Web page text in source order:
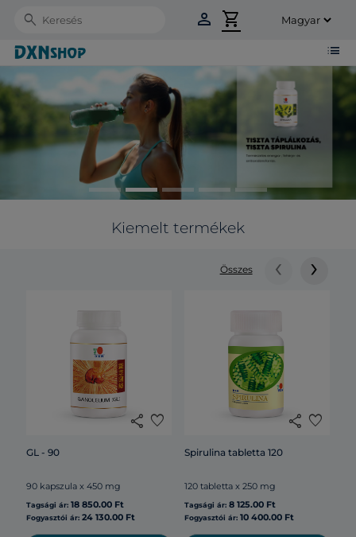
Search person shopping_cart
list
Kiemelt termékek
Összes
share favorite
GL - 90
90 kapszula x 450 mg
Tagsági ár:18 850.00 Ft
Fogyasztói ár:24 130.00 Ft
share favorite
Spirulina tabletta 120
120 tabletta x 250 mg
Tagsági ár: 8 125.00 Ft
Fogyasztói ár: 10 400.00 Ft
‹ ›